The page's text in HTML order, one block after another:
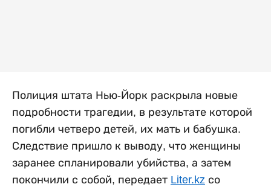
Полиция штата Нью-Йорк раскрыла новые
подробности трагедии, в результате которой
погибли четверо детей, их мать и бабушка.
Следствие пришло к выводу, что женщины
заранее спланировали убийства, а затем
покончили с собой, передает Liter.kz со